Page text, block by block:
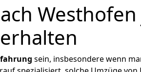
erhalten
sein, insbesondere wenn